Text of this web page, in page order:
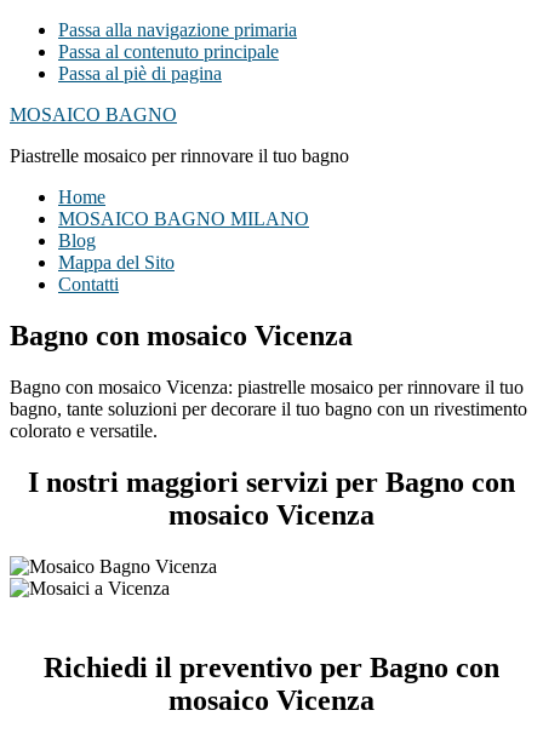
Passa alla navigazione primaria
Passa al contenuto principale
Passa al piè di pagina
MOSAICO BAGNO
Piastrelle mosaico per rinnovare il tuo bagno
Home
MOSAICO BAGNO MILANO
Blog
Mappa del Sito
Contatti
Bagno con mosaico Vicenza
Bagno con mosaico Vicenza: piastrelle mosaico per rinnovare il tuo
bagno, tante soluzioni per decorare il tuo bagno con un rivestimento
colorato e versatile.
I nostri maggiori servizi per Bagno con
mosaico Vicenza
Richiedi il preventivo per Bagno con
mosaico Vicenza